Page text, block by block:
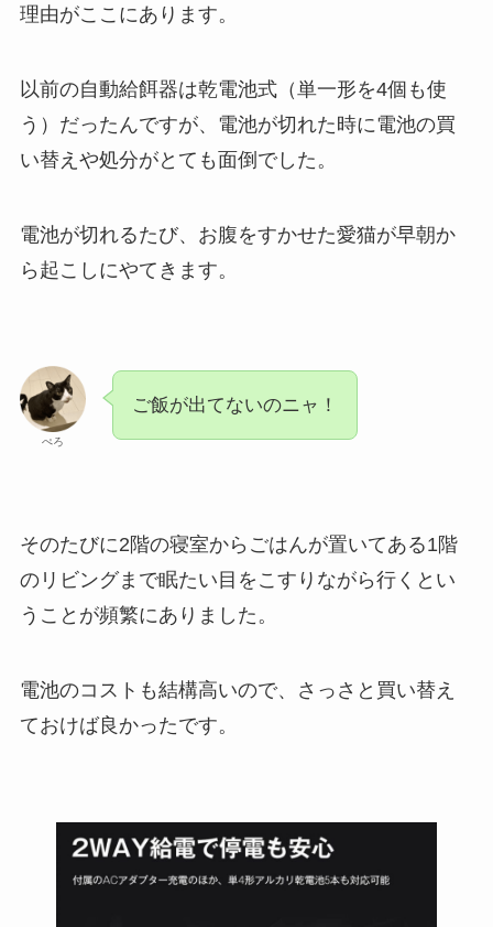
理由がここにあります。
以前の自動給餌器は乾電池式（単一形を4個も使
う）だったんですが、電池が切れた時に電池の買
い替えや処分がとても面倒でした。
電池が切れるたび、お腹をすかせた愛猫が早朝か
ら起こしにやてきます。
ぺろ
ご飯が出てないのニャ！
そのたびに2階の寝室からごはんが置いてある1階
のリビングまで眠たい目をこすりながら行くとい
うことが頻繁にありました。
電池のコストも結構高いので、さっさと買い替え
ておけば良かったです。